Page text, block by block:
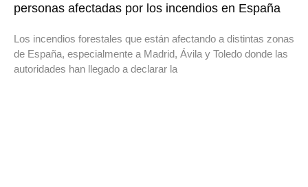
personas afectadas por los incendios en España
Los incendios forestales que están afectando a distintas zonas
de España, especialmente a Madrid, Ávila y Toledo donde las
autoridades han llegado a declarar la